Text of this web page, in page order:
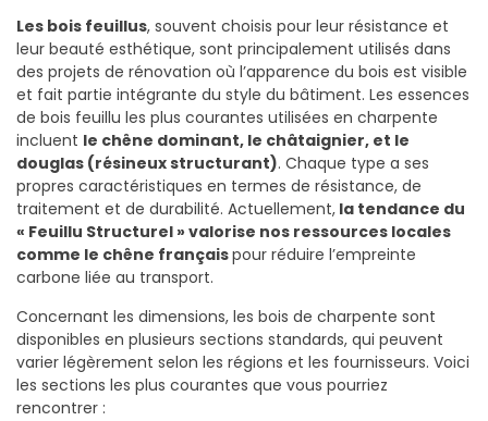
Les bois feuillus, souvent choisis pour leur résistance et
leur beauté esthétique, sont principalement utilisés dans
des projets de rénovation où l’apparence du bois est visible
et fait partie intégrante du style du bâtiment. Les essences
de bois feuillu les plus courantes utilisées en charpente
incluent le chêne dominant, le châtaignier, et le
douglas (résineux structurant). Chaque type a ses
propres caractéristiques en termes de résistance, de
traitement et de durabilité. Actuellement, la tendance du
« Feuillu Structurel » valorise nos ressources locales
comme le chêne françaispour réduire l’empreinte
carbone liée au transport.
Concernant les dimensions, les bois de charpente sont
disponibles en plusieurs sections standards, qui peuvent
varier légèrement selon les régions et les fournisseurs. Voici
les sections les plus courantes que vous pourriez
rencontrer :